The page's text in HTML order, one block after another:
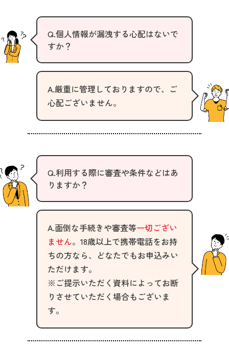
Q.個人情報が漏洩する心配はないで
すか？
A.厳重に管理しておりますので、ご
心配ございません。
Q.利用する際に審査や条件などはあ
りますか？
A.面倒な手続きや審査等一切ござい
ません。18歳以上で携帯電話をお持
ちの方なら、どなたでもお申込みい
ただけます。
※ご提示いただく資料によってお断
りさせていただく場合もございま
す。